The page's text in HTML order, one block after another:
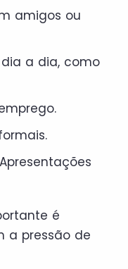
amigos ou
a dia, como
é
a pressão de